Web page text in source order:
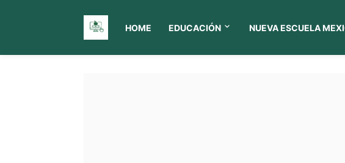
HOME EDUCACIÓN NUEVA ESCUELA